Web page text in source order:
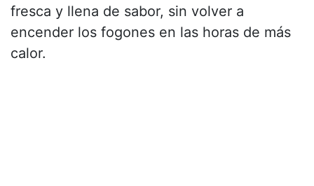
fresca y llena de sabor, sin volver a
encender los fogones en las horas de más
calor.